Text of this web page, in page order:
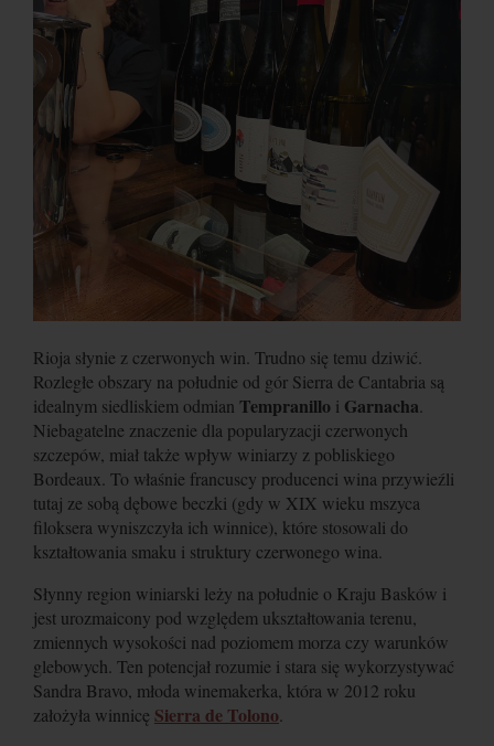
Rioja słynie z czerwonych win. Trudno się temu dziwić.
Rozległe obszary na południe od gór Sierra de Cantabria są
idealnym siedliskiem odmian Tempranillo i Garnacha.
Niebagatelne znaczenie dla popularyzacji czerwonych
szczepów, miał także wpływ winiarzy z pobliskiego
Bordeaux. To właśnie francuscy producenci wina przywieźli
tutaj ze sobą dębowe beczki (gdy w XIX wieku mszyca
filoksera wyniszczyła ich winnice), które stosowali do
kształtowania smaku i struktury czerwonego wina.
Słynny region winiarski leży na południe o Kraju Basków i
jest urozmaicony pod względem ukształtowania terenu,
zmiennych wysokości nad poziomem morza czy warunków
glebowych. Ten potencjał rozumie i stara się wykorzystywać
Sandra Bravo, młoda winemakerka, która w 2012 roku
założyła winnicę Sierra de Tolono.